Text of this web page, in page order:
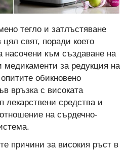
тегло и затлъстяване
свят, поради което
насочени към създаване на
медикаменти за редукция на
обикновено
връзка с високата
лекарствени средства и
на сърдечно-
причини за високия ръст в